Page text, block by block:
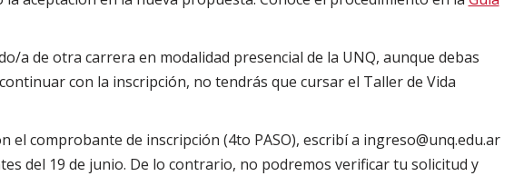
a de otra carrera en modalidad presencial de la UNQ, aunque debas
con la inscripción, no tendrás que cursar el Taller de Vida
el comprobante de inscripción (4to PASO), escribí a ingreso@unq.edu.ar
del 19 de junio. De lo contrario, no podremos verificar tu solicitud y